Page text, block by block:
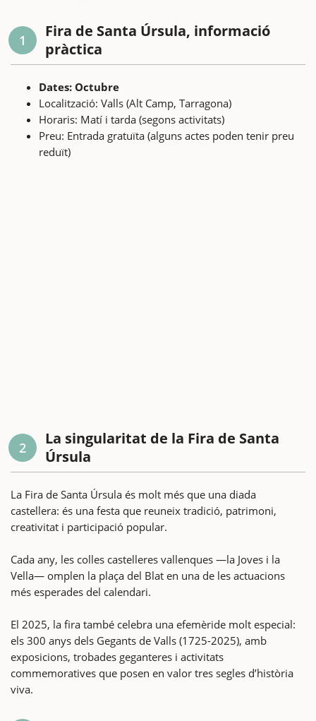
1
Fira de Santa Úrsula, informació
pràctica
Dates: Octubre
Localització: Valls (Alt Camp, Tarragona)
Horaris: Matí i tarda (segons activitats)
Preu: Entrada gratuïta (alguns actes poden tenir preu
reduït)
2
La singularitat de la Fira de Santa
Úrsula
La Fira de Santa Úrsula és molt més que una diada
castellera: és una festa que reuneix tradició, patrimoni,
creativitat i participació popular.
Cada any, les colles castelleres vallenques —la Joves i la
Vella— omplen la plaça del Blat en una de les actuacions
més esperades del calendari.
El 2025, la fira també celebra una efemèride molt especial:
els 300 anys dels Gegants de Valls (1725-2025), amb
exposicions, trobades geganteres i activitats
commemoratives que posen en valor tres segles d’història
viva.